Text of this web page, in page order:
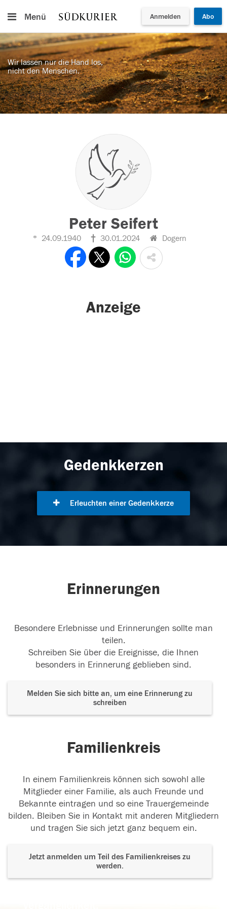
Menü Anmelden Abo
Wir lassen nur die Hand los,
nicht den Menschen.
Peter Seifert
24.09.1940 30.01.2024 Dogern
Anzeige
Gedenkkerzen
Erleuchten einer Gedenkkerze
Erinnerungen
Besondere Erlebnisse und Erinnerungen sollte man
teilen.
Schreiben Sie über die Ereignisse, die Ihnen
besonders in Erinnerung geblieben sind.
Melden Sie sich bitte an, um eine Erinnerung zu
schreiben
Familienkreis
In einem Familienkreis können sich sowohl alle
Mitglieder einer Familie, als auch Freunde und
Bekannte eintragen und so eine Trauergemeinde
bilden. Bleiben Sie in Kontakt mit anderen Mitgliedern
und tragen Sie sich jetzt ganz bequem ein.
Jetzt anmelden um Teil des Familienkreises zu
werden.